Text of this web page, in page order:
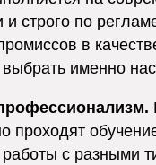
строго по
в
именно
проходят
работы с разными